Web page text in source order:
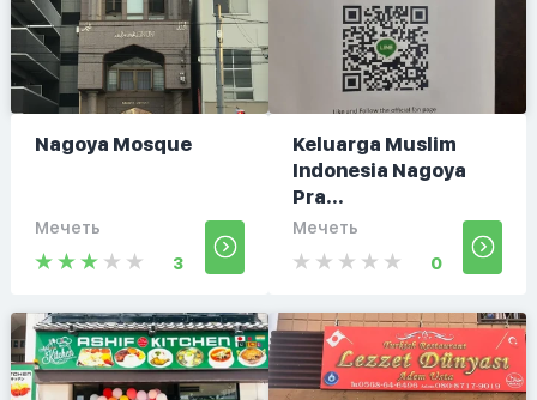
Nagoya Mosque
Мечеть
3
Keluarga Muslim
Indonesia Nagoya
Pra...
Мечеть
0